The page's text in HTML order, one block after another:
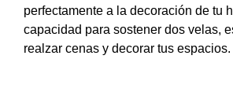
perfectamente a la decoración de tu
capacidad para sostener dos velas,
realzar cenas y decorar tus espacios.